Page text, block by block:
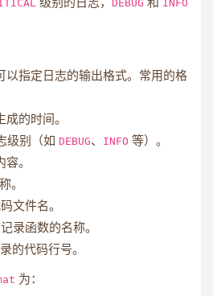
级别的日志， DEBUG 和 INFO
以指定日志的输出格式。常用的格
成的时间。
级别（如 DEBUG、 INFO 等）。
容。
。
文件名。
录函数的名称。
的代码行号。
为：